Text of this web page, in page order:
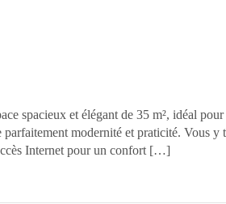
spacieux et élégant de 35 m², idéal
modernité et praticité. Vous y
Internet pour un confort […]